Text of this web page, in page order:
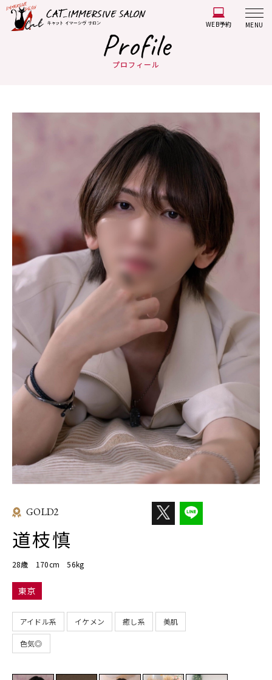
WEB予約 MENU
Profile
プロフィール
GOLD2
道枝慎
28歳 170cm 56kg
東京
アイドル系 イケメン 癒し系 美肌
色気◎